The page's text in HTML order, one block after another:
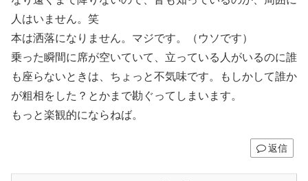
人はいません。笑
本は洒落になりません。マジです。（ウソです）
乗った瞬間に席が空いていて、立っている人がいるのに誰
も座らないときは、ちょっと不気味です。もしかして誰か
が粗相をした？とかまで勘ぐってしまいます。
もっと楽観的にならねば。
返信